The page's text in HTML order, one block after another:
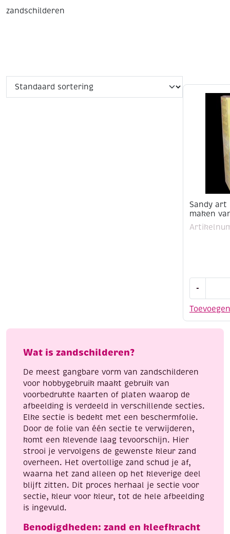
zandschilderen
Sandy
maken
Toevoegen
-
glitter
voor
9
aantal
Wat is zandschilderen?
De meest gangbare vorm van zandschilderen
voor hobbygebruik maakt gebruik van
voorbedrukte kaarten of platen waarop de
afbeelding is verdeeld in verschillende secties.
Elke sectie is bedekt met een beschermfolie.
Door de folie van één sectie te verwijderen,
komt een klevende laag tevoorschijn. Hier
strooi je vervolgens de gewenste kleur zand
overheen. Het overtollige zand schud je af,
waarna het zand alleen op het kleverige deel
blijft zitten. Dit proces herhaal je sectie voor
sectie, kleur voor kleur, tot de hele afbeelding
is ingevuld.
Benodigdheden: zand en kleefkracht